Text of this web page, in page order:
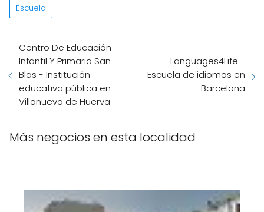
Escuela
Centro De Educación
Infantil Y Primaria San
Blas - Institución
educativa pública en
Villanueva de Huerva
Languages4Life -
Escuela de idiomas en
Barcelona
Más negocios en esta localidad